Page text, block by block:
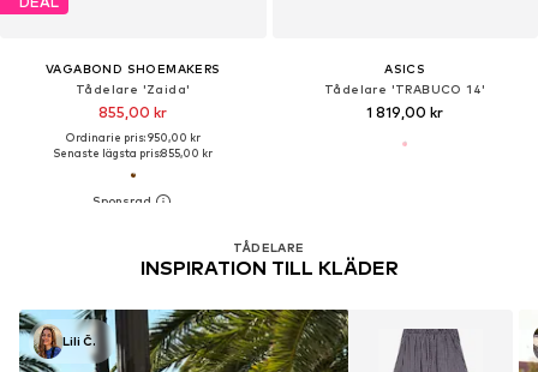
VAGABOND SHOEMAKERS
Tådelare 'Zaida'
855,00 kr
Ordinarie pris: 950,00 kr
Senaste lägsta pris:855,00 kr
ASICS
Tådelare 'TRABUCO 14'
1 819,00 kr
TÅDELARE
INSPIRATION TILL KLÄDER
Lili Č.